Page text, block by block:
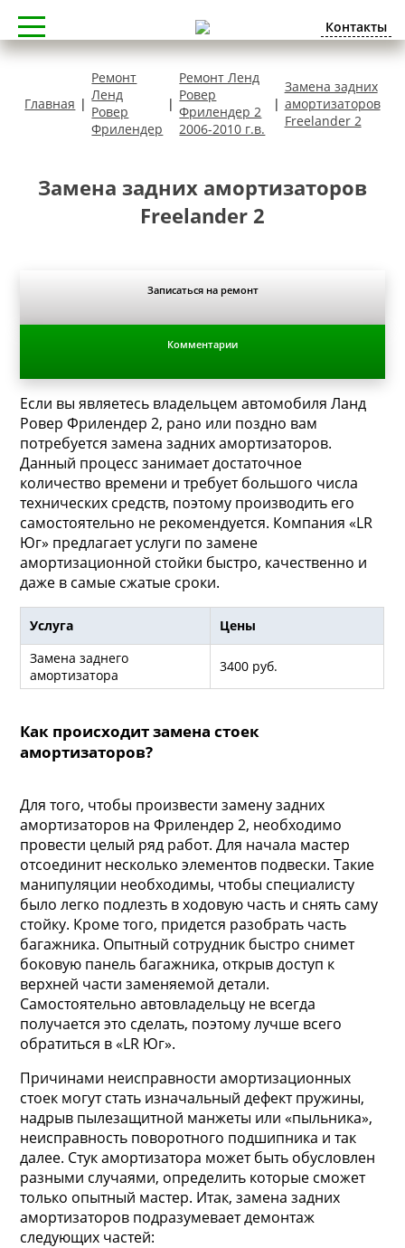
Контакты
Главная |
Ремонт
Ленд
Ровер
Фрилендер
|
Ремонт Ленд
Ровер
Фрилендер 2
2006-2010 г.в.
|
Замена задних
амортизаторов
Freelander 2
Замена задних амортизаторов
Freelander 2
Записаться на ремонт
Комментарии
Если вы являетесь владельцем автомобиля Ланд
Ровер Фрилендер 2, рано или поздно вам
потребуется замена задних амортизаторов.
Данный процесс занимает достаточное
количество времени и требует большого числа
технических средств, поэтому производить его
самостоятельно не рекомендуется. Компания «LR
Юг» предлагает услуги по замене
амортизационной стойки быстро, качественно и
даже в самые сжатые сроки.
Услуга
Цены
Замена заднего
амортизатора
3400 руб.
Как происходит замена стоек
амортизаторов?
Для того, чтобы произвести замену задних
амортизаторов на Фрилендер 2, необходимо
провести целый ряд работ. Для начала мастер
отсоединит несколько элементов подвески. Такие
манипуляции необходимы, чтобы специалисту
было легко подлезть в ходовую часть и снять саму
стойку. Кроме того, придется разобрать часть
багажника. Опытный сотрудник быстро снимет
боковую панель багажника, открыв доступ к
верхней части заменяемой детали.
Самостоятельно автовладельцу не всегда
получается это сделать, поэтому лучше всего
обратиться в «LR Юг».
Причинами неисправности амортизационных
стоек могут стать изначальный дефект пружины,
надрыв пылезащитной манжеты или «пыльника»,
неисправность поворотного подшипника и так
далее. Стук амортизатора может быть обусловлен
разными случаями, определить которые сможет
только опытный мастер. Итак, замена задних
амортизаторов подразумевает демонтаж
следующих частей: